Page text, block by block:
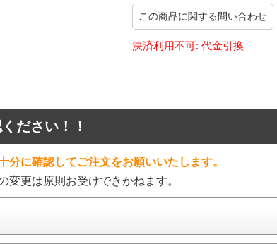
この商品に関する問い合わせ
決済利用不可: 代金引換
ださい！！
分に確認してご注文をお願いいたします。
変更は原則お受けできかねます。